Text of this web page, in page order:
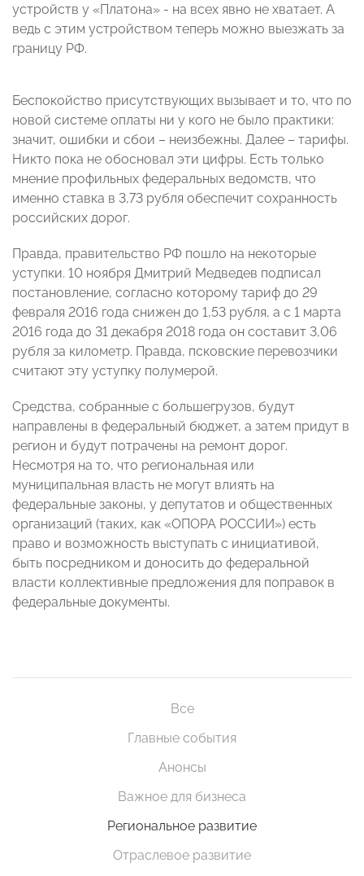
устройств у «Платона» - на всех явно не хватает. А
ведь с этим устройством теперь можно выезжать за
границу РФ.
Беспокойство присутствующих вызывает и то, что по
новой системе оплаты ни у кого не было практики:
значит, ошибки и сбои – неизбежны. Далее – тарифы.
Никто пока не обосновал эти цифры. Есть только
мнение профильных федеральных ведомств, что
именно ставка в 3,73 рубля обеспечит сохранность
российских дорог.
Правда, правительство РФ пошло на некоторые
уступки. 10 ноября Дмитрий Медведев подписал
постановление, согласно которому тариф до 29
февраля 2016 года снижен до 1,53 рубля, а с 1 марта
2016 года до 31 декабря 2018 года он составит 3,06
рубля за километр. Правда, псковские перевозчики
считают эту уступку полумерой.
Средства, собранные с большегрузов, будут
направлены в федеральный бюджет, а затем придут в
регион и будут потрачены на ремонт дорог.
Несмотря на то, что региональная или
муниципальная власть не могут влиять на
федеральные законы, у депутатов и общественных
организаций (таких, как «ОПОРА РОССИИ») есть
право и возможность выступать с инициативой,
быть посредником и доносить до федеральной
власти коллективные предложения для поправок в
федеральные документы.
Все
Главные события
Анонсы
Важное для бизнеса
Региональное развитие
Отраслевое развитие